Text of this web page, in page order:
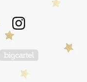
Powered by